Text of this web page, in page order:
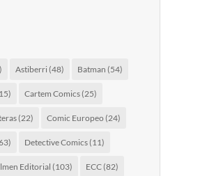
Astiberri(48) Batman (54)
Cartem Comics(25)
(22) Comic Europeo (24)
Detective Comics(11)
Editorial (103) ECC(82)